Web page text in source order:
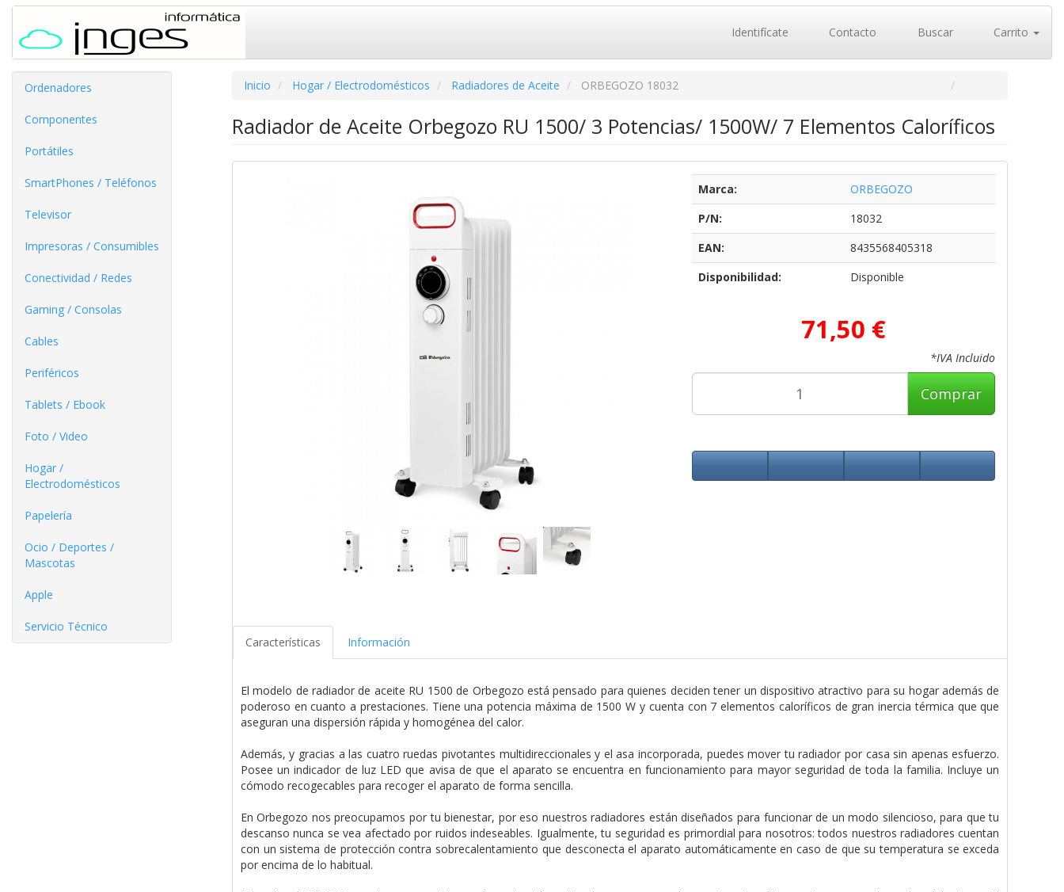
Identifícate Contacto Buscar Carrito
Ordenadores
Componentes
Portátiles
SmartPhones / Teléfonos
Televisor
Impresoras / Consumibles
Conectividad / Redes
Gaming / Consolas
Cables
Periféricos
Tablets / Ebook
Foto / Video
Hogar /
Electrodomésticos
Papelería
Ocio / Deportes /
Mascotas
Apple
Servicio Técnico
Inicio Hogar / Electrodomésticos Radiadores de Aceite ORBEGOZO 18032
Radiador de Aceite Orbegozo RU 1500/ 3 Potencias/ 1500W/ 7 Elementos Caloríficos
Marca:
ORBEGOZO
P/N:
18032
EAN:
8435568405318
Disponibilidad:
Disponible
71,50 €
*IVA Incluido
Comprar
Características Información
El modelo de radiador de aceite RU 1500 de Orbegozo está pensado para quienes deciden tener un dispositivo atractivo para su hogar además de
poderoso en cuanto a prestaciones. Tiene una potencia máxima de 1500 W y cuenta con 7 elementos caloríficos de gran inercia térmica que que
aseguran una dispersión rápida y homogénea del calor.
Además, y gracias a las cuatro ruedas pivotantes multidireccionales y el asa incorporada, puedes mover tu radiador por casa sin apenas esfuerzo.
Posee un indicador de luz LED que avisa de que el aparato se encuentra en funcionamiento para mayor seguridad de toda la familia. Incluye un
cómodo recogecables para recoger el aparato de forma sencilla.
En Orbegozo nos preocupamos por tu bienestar, por eso nuestros radiadores están diseñados para funcionar de un modo silencioso, para que tu
descanso nunca se vea afectado por ruidos indeseables. Igualmente, tu seguridad es primordial para nosotros: todos nuestros radiadores cuentan
con un sistema de protección contra sobrecalentamiento que desconecta el aparato automáticamente en caso de que su temperatura se exceda
por encima de lo habitual.